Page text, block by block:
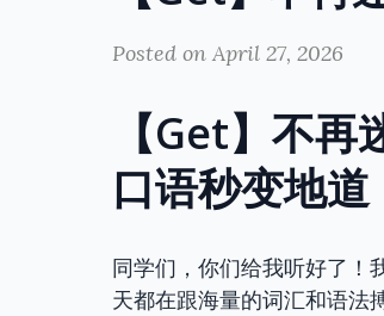
Posted on April 27, 2026
【Get】不
口语秒变地道
同学们，你们给我听好了！
天都在跟海量的词汇和语法